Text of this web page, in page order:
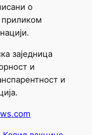
о
приликом
заједница
и
и